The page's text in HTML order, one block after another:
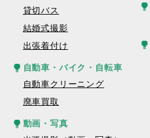
貸切バス
結婚式撮影
出張着付け
自動車・バイク・自転車
自動車クリーニング
廃車買取
動画・写真